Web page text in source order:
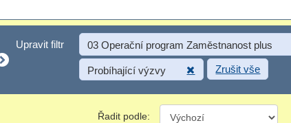
Upravit filtr
Upravit filtr 03 Operační program Zaměstnanost plus
Probíhající výzvy Zrušit vše
Řadit podle: